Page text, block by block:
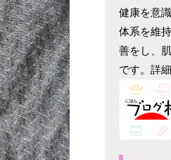
健康を意
体系を維
善をし、
です。詳細